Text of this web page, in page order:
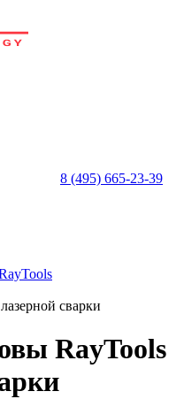
8 (495) 665-23-39
сварки
RayTools